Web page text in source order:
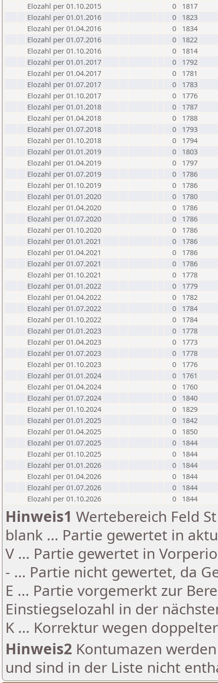
Elozahl per 01.10.2015
0
1817
Elozahl per 01.01.2016
0
1823
Elozahl per 01.04.2016
0
1834
Elozahl per 01.07.2016
0
1822
Elozahl per 01.10.2016
0
1814
Elozahl per 01.01.2017
0
1792
Elozahl per 01.04.2017
0
1781
Elozahl per 01.07.2017
0
1783
Elozahl per 01.10.2017
0
1776
Elozahl per 01.01.2018
0
1787
Elozahl per 01.04.2018
0
1788
Elozahl per 01.07.2018
0
1793
Elozahl per 01.10.2018
0
1794
Elozahl per 01.01.2019
0
1803
Elozahl per 01.04.2019
0
1797
Elozahl per 01.07.2019
0
1786
Elozahl per 01.10.2019
0
1786
Elozahl per 01.01.2020
0
1780
Elozahl per 01.04.2020
0
1786
Elozahl per 01.07.2020
0
1786
Elozahl per 01.10.2020
0
1786
Elozahl per 01.01.2021
0
1786
Elozahl per 01.04.2021
0
1786
Elozahl per 01.07.2021
0
1786
Elozahl per 01.10.2021
0
1778
Elozahl per 01.01.2022
0
1779
Elozahl per 01.04.2022
0
1782
Elozahl per 01.07.2022
0
1784
Elozahl per 01.10.2022
0
1784
Elozahl per 01.01.2023
0
1778
Elozahl per 01.04.2023
0
1773
Elozahl per 01.07.2023
0
1778
Elozahl per 01.10.2023
0
1776
Elozahl per 01.01.2024
0
1761
Elozahl per 01.04.2024
0
1760
Elozahl per 01.07.2024
0
1840
Elozahl per 01.10.2024
0
1829
Elozahl per 01.01.2025
0
1842
Elozahl per 01.04.2025
0
1850
Elozahl per 01.07.2025
0
1844
Elozahl per 01.10.2025
0
1844
Elozahl per 01.01.2026
0
1844
Elozahl per 01.04.2026
0
1844
Elozahl per 01.07.2026
0
1844
Elozahl per 01.10.2026
0 1844
Hinweis1 Wertebereich Feld
blank ... Partie gewertet in
V ... Partie gewertet in
- ... Partie nicht gewertet, da
E ... Partie vorgemerkt zur
Einstiegselozahl in der
K ... Korrektur wegen
Hinweis2 Kontumazen
und sind in der Liste nicht